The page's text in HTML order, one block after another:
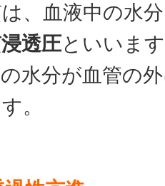
、血液中の水
透圧といいま
水分が血管の
。